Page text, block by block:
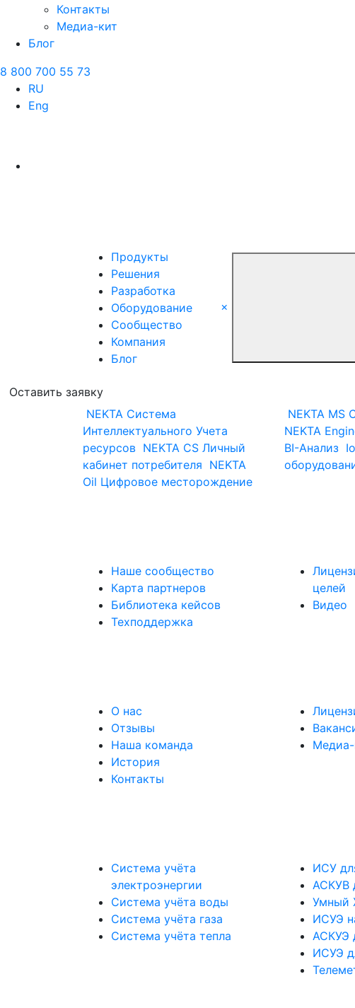
Контакты
Медиа-кит
Блог
8 800 700 55 73
RU
Eng
Продукты
Решения
Разработка
Оборудование
Сообщество
Компания
Блог
×
Оставить заявку
NEKTA Система
Интеллектуального Учета
ресурсов NEKTA CS Личный
кабинет потребителя NEKTA
Oil Цифровое месторождение
NEKTA MS
NEKTA
BI-Анализ
Наше сообщество
Карта партнеров
Библиотека кейсов
Техподдержка
целей
Видео
О нас
Отзывы
Наша команда
История
Контакты
Медиа-
Система учёта
электроэнергии
Система учёта воды
Система учёта газа
Система учёта тепла
ИСУ
АСКУВ
Умный
ИСУЭ
АСКУЭ
ИСУЭ